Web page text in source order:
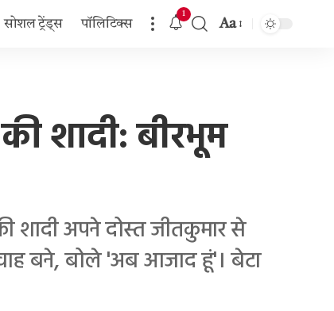
सोशल ट्रेंड्स पॉलिटिक्स
1
Aa
शादी: बीरभूम
शादी अपने दोस्त जीतकुमार से
बने, बोले 'अब आजाद हूं'। बेटा